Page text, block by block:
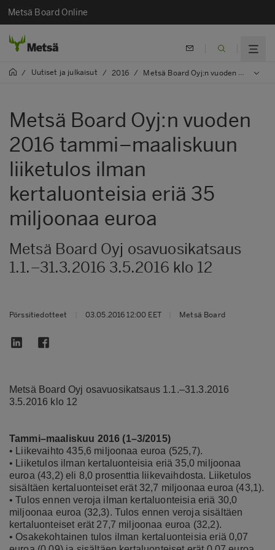
Metsä Board Online
/ Uutiset ja julkaisut / 2016 / Metsä Board Oyj:n vuoden 2016 tammi–maaliskuun liiketulos ilman kertaluonteisia eriä 35 miljoonaa euroa
Metsä Board Oyj:n vuoden
2016 tammi–maaliskuun
liiketulos ilman
kertaluonteisia eriä 35
miljoonaa euroa
Metsä Board Oyj osavuosikatsaus
1.1.–31.3.2016 3.5.2016 klo 12
Pörssitiedotteet 03.05.2016 12:00 EET Metsä Board
Metsä Board Oyj osavuosikatsaus 1.1.–31.3.2016
3.5.2016 klo 12
Tammi–maaliskuu 2016 (1–3/2015)
• Liikevaihto 435,6 miljoonaa euroa (525,7).
• Liiketulos ilman kertaluonteisia eriä 35,0 miljoonaa
euroa (43,2) eli 8,0 prosenttia liikevaihdosta. Liiketulos
sisältäen kertaluonteiset erät 32,7 miljoonaa euroa (43,1).
• Tulos ennen veroja ilman kertaluonteisia eriä 30,0
miljoonaa euroa (32,3). Tulos ennen veroja sisältäen
kertaluonteiset erät 27,7 miljoonaa euroa (32,2).
• Osakekohtainen tulos ilman kertaluonteisia eriä 0,07